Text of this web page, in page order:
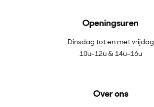
Openingsuren
Dinsdag tot en met vrijdag
10u-12u & 14u-16u
Over ons